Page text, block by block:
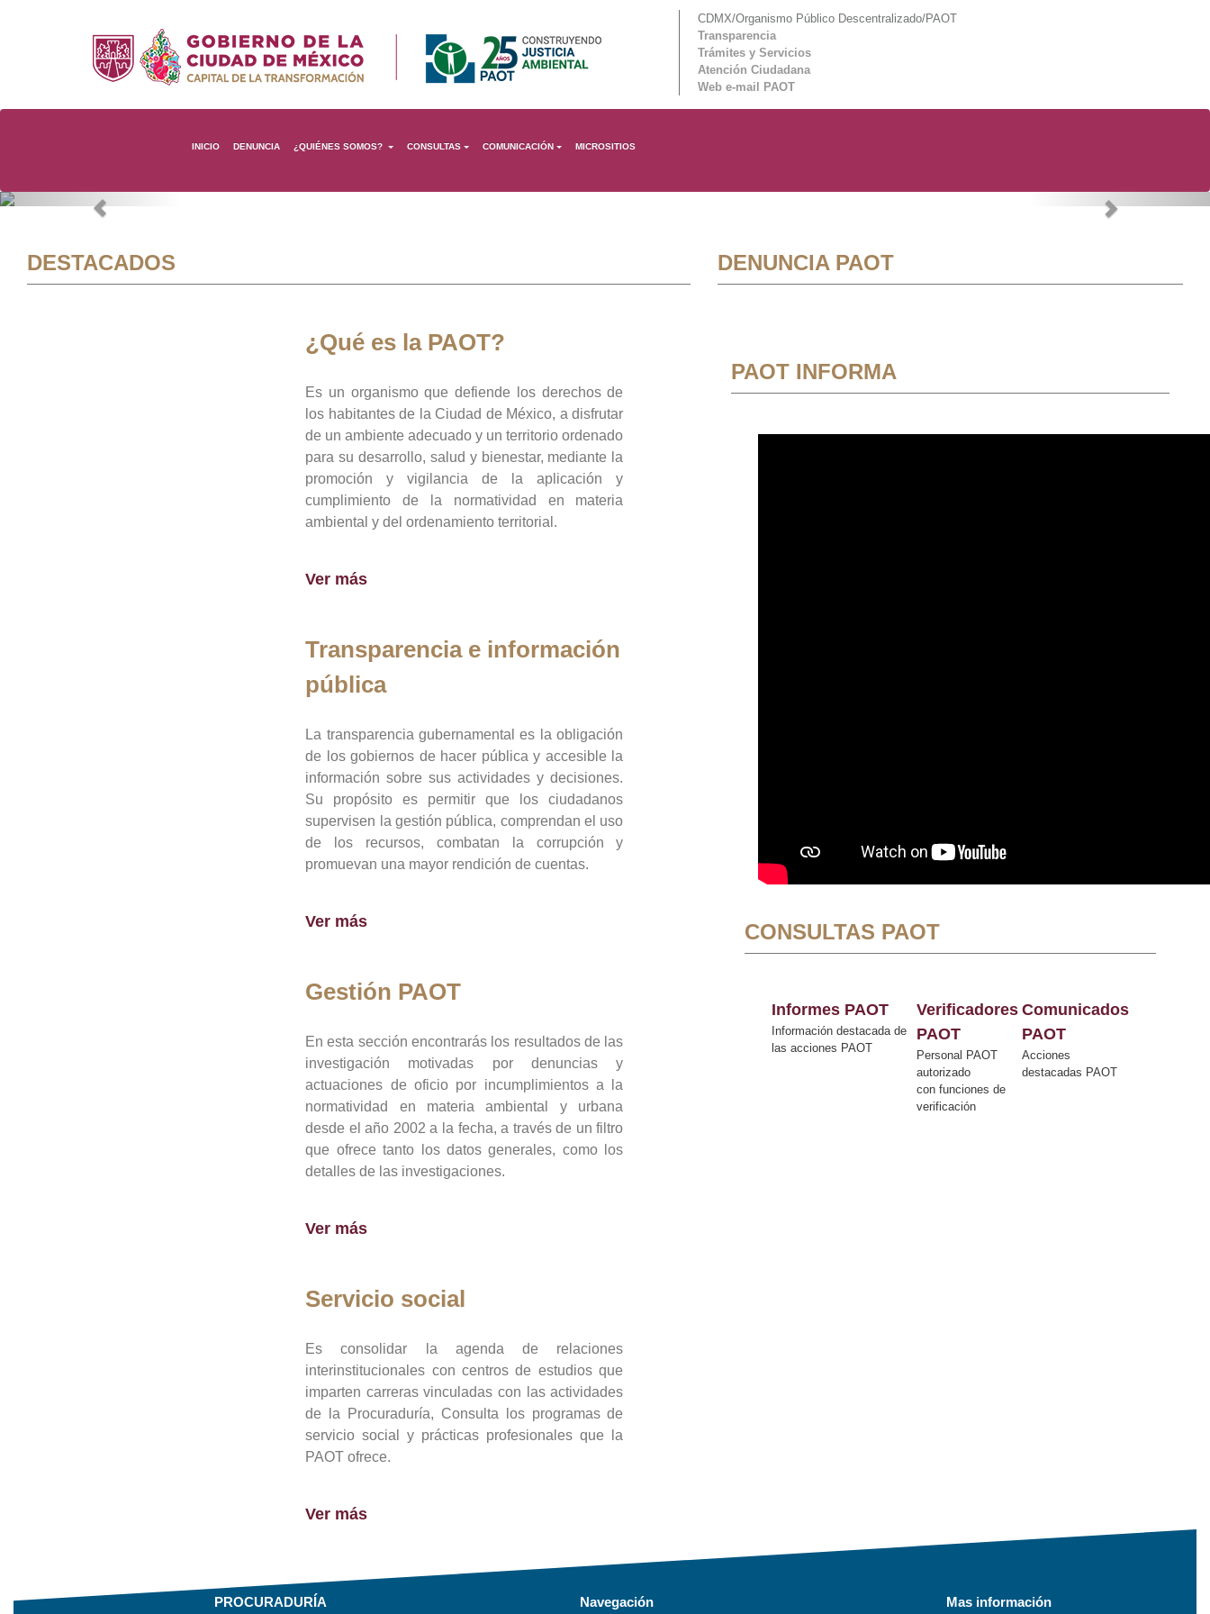
CDMX/Organismo Público Descentralizado/PAOT
Transparencia
Trámites y Servicios
Atención Ciudadana
Web e-mail PAOT
INICIO DENUNCIA ¿QUIÉNES SOMOS? CONSULTAS COMUNICACIÓN MICROSITIOS
Previous Next
DESTACADOS
¿Qué es la PAOT?
Es un organismo que defiende los derechos de
los habitantes de la Ciudad de México, a disfrutar
de un ambiente adecuado y un territorio ordenado
para su desarrollo, salud y bienestar, mediante la
promoción y vigilancia de la aplicación y
cumplimiento de la normatividad en materia
ambiental y del ordenamiento territorial.
Ver más
Transparencia e información
pública
La transparencia gubernamental es la obligación
de los gobiernos de hacer pública y accesible la
información sobre sus actividades y decisiones.
Su propósito es permitir que los ciudadanos
supervisen la gestión pública, comprendan el uso
de los recursos, combatan la corrupción y
promuevan una mayor rendición de cuentas.
Ver más
Gestión PAOT
En esta sección encontrarás los resultados de las
investigación motivadas por denuncias y
actuaciones de oficio por incumplimientos a la
normatividad en materia ambiental y urbana
desde el año 2002 a la fecha, a través de un filtro
que ofrece tanto los datos generales, como los
detalles de las investigaciones.
Ver más
Servicio social
Es consolidar la agenda de relaciones
interinstitucionales con centros de estudios que
imparten carreras vinculadas con las actividades
de la Procuraduría, Consulta los programas de
servicio social y prácticas profesionales que la
PAOT ofrece.
Ver más
DENUNCIA PAOT
PAOT INFORMA
CONSULTAS PAOT
Informes PAOT
Información destacada de
las acciones PAOT
Verificadores
PAOT
Personal PAOT
autorizado
con funciones de
verificación
Comunicados
PAOT
Acciones
destacadas PAOT
PROCURADURÍA Navegación Mas información